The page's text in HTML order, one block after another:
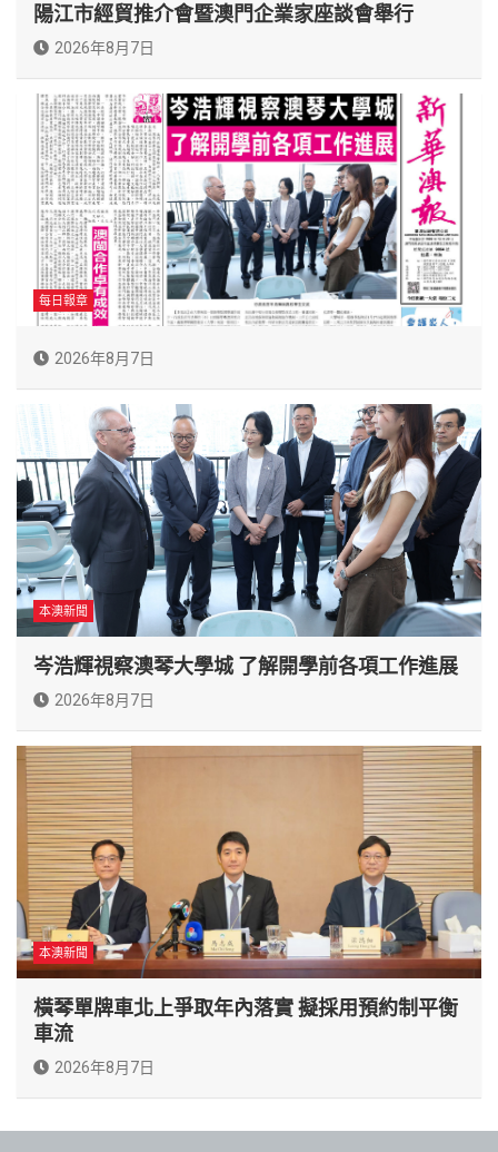
陽江市經貿推介會暨澳門企業家座談會舉行
2026年8月7日
每日報章
2026年8月7日
本澳新聞
岑浩輝視察澳琴大學城 了解開學前各項工作進展
2026年8月7日
本澳新聞
橫琴單牌車北上爭取年內落實 擬採用預約制平衡
車流
2026年8月7日